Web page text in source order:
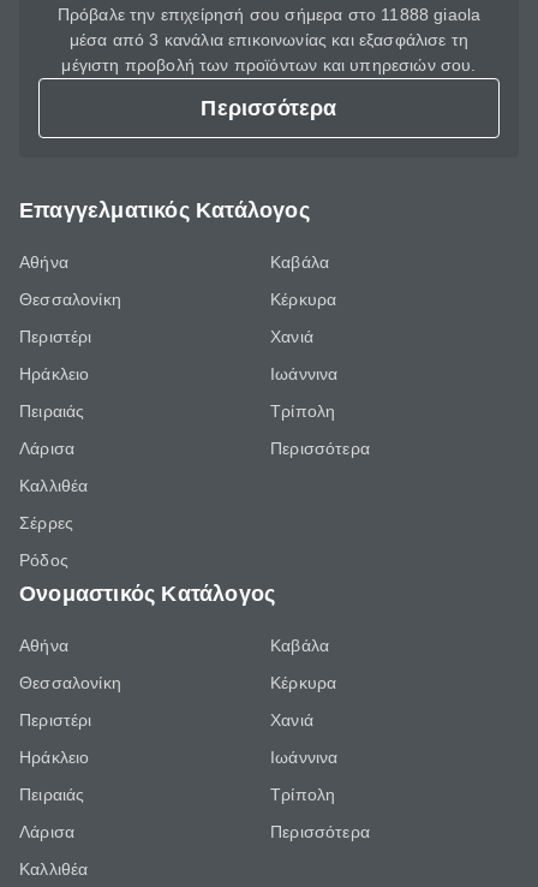
Πρόβαλε την επιχείρησή σου σήμερα στο 11888 giaola
μέσα από 3 κανάλια επικοινωνίας και εξασφάλισε τη
μέγιστη προβολή των προϊόντων και υπηρεσιών σου.
Περισσότερα
Επαγγελματικός Κατάλογος
Αθήνα
Θεσσαλονίκη
Περιστέρι
Ηράκλειο
Πειραιάς
Λάρισα
Καλλιθέα
Σέρρες
Ρόδος
Καβάλα
Κέρκυρα
Χανιά
Ιωάννινα
Τρίπολη
Περισσότερα
Ονομαστικός Κατάλογος
Αθήνα
Θεσσαλονίκη
Περιστέρι
Ηράκλειο
Πειραιάς
Λάρισα
Καλλιθέα
Καβάλα
Κέρκυρα
Χανιά
Ιωάννινα
Τρίπολη
Περισσότερα